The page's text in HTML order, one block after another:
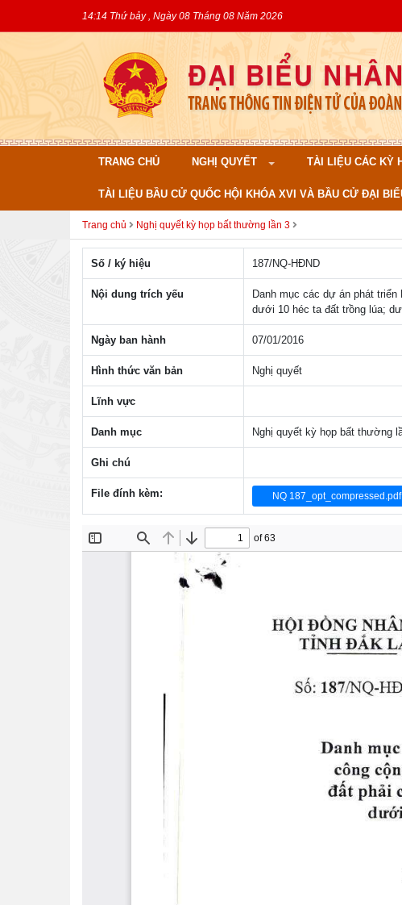
14:14 Thứ bảy , Ngày 08 Tháng 08 Năm 2026
TRANG CHỦ NGHỊ QUYẾT TÀI LIỆU CÁC KỲ
TÀI LIỆU BẦU CỬ QUỐC HỘI KHÓA XVI VÀ BẦU CỬ ĐẠI
Trang chủ Nghị quyết kỳ họp bất thường lần 3
Số / ký hiệu 187/NQ-HÐND
Nội dung trích yếu
Danh mục các dự án phát
dưới 10 héc ta đất trồng lúa;
Ngày ban hành 07/01/2016
Hình thức văn bản Nghị quyết
Lĩnh vực
Danh mục Nghị quyết kỳ họp bất thường
Ghi chú
File đính kèm: NQ 187_opt_compressed.pdf